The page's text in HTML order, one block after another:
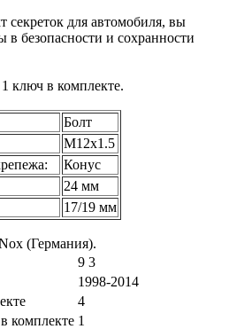
секреток для автомобиля, вы
в безопасности и сохранности
ключ в комплекте.
Болт
М12х1.5
Конус
24 мм
17/19 мм
(Германия).
9 3
1998-2014
4
комплекте 1